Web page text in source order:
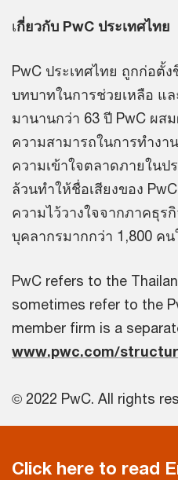
เกี่ยวกับ PwC ประเทศไทย
PwC ประเทศไทย ถูกก่อตั้
บทบาทในการช่วยเหลือ แ
มานานกว่า 63 ปี PwC ผ
ความสามารถในการทำง
ความเข้าใจตลาดภายในป
ล้วนทำให้ชื่อเสียงของ
ความไว้วางใจจากภาคธุร
บุคลากรมากกว่า 1,800 คน
PwC refers to the
sometimes refer to the
member firm is a
www.pwc.com/
© 2022 PwC. All rights
Click here to read